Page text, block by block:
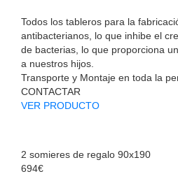
Todos los tableros para la
antibacterianos, lo que inhibe el
de bacterias, lo que proporciona
a nuestros hijos.
Transporte y Montaje en toda la
CONTACTAR
VER PRODUCTO
2 somieres de regalo 90x190
694€